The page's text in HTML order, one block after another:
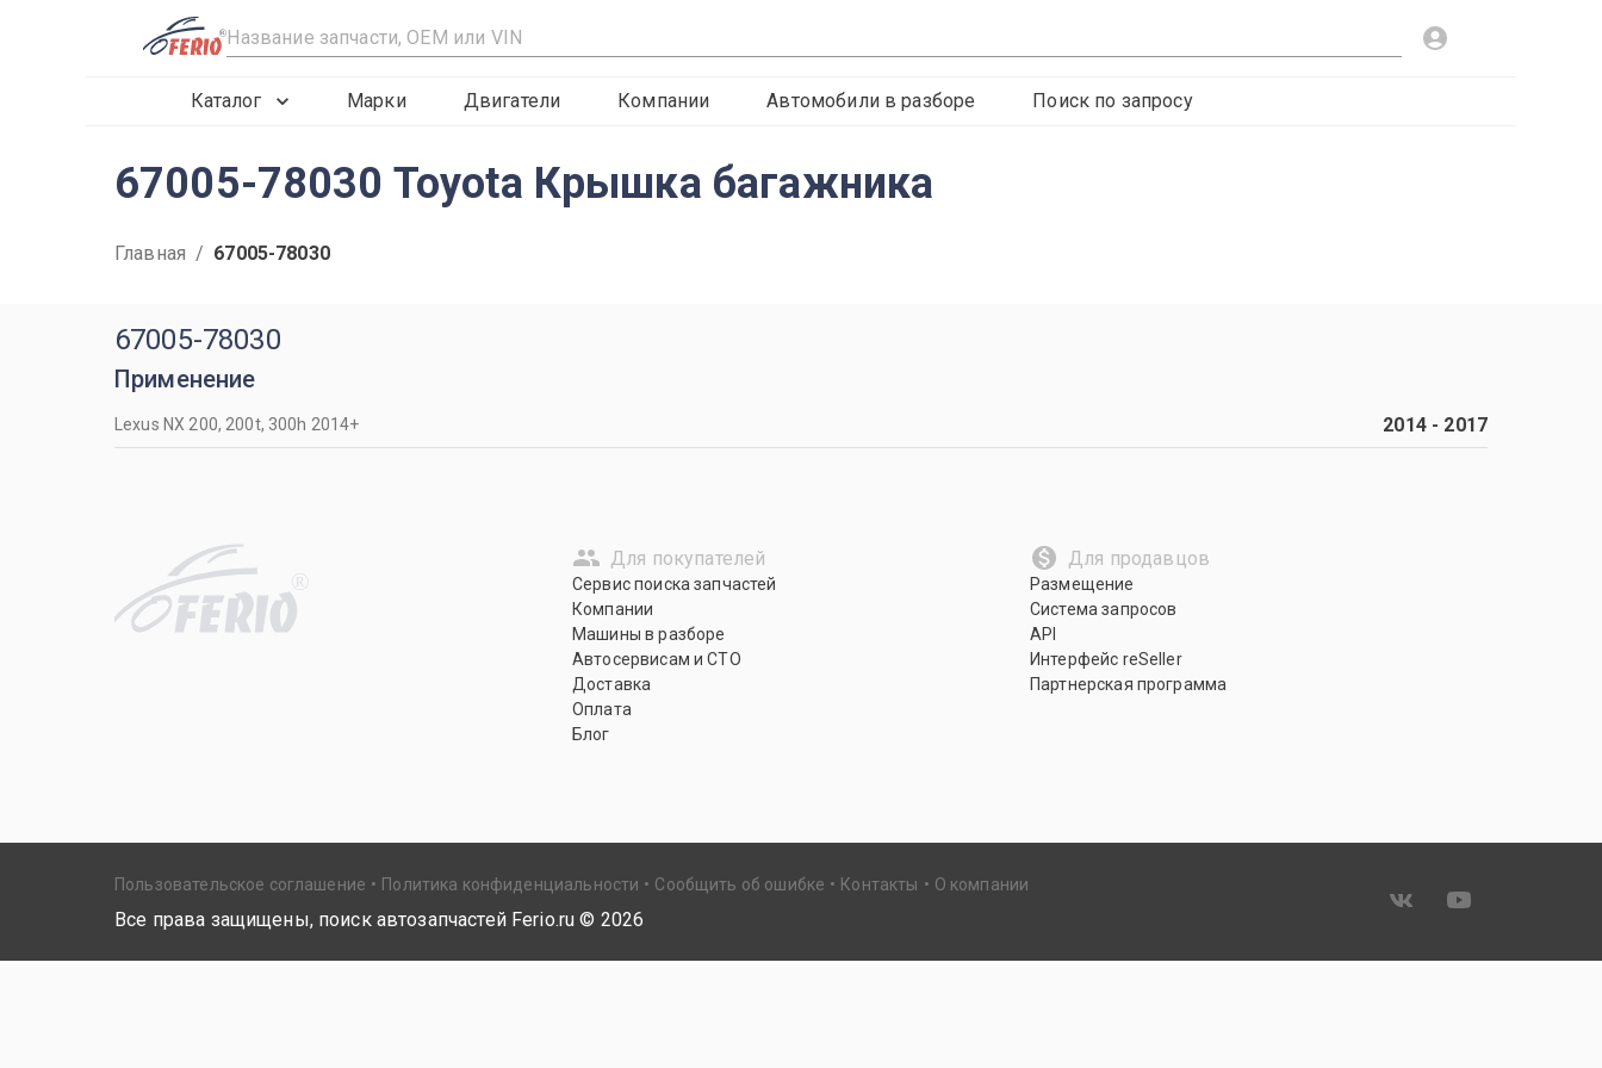
R
Каталог Марки Двигатели Компании Автомобили в разборе Поиск по запросу
67005-78030 Toyota Крышка багажника
Главная / 67005-78030
67005-78030
Применение
Lexus NX 200, 200t, 300h 2014+ 2014- 2017
R
Для покупателей
Сервис поиска запчастей
Компании
Машины в разборе
Автосервисам и СТО
Доставка
Оплата
Блог
Для продавцов
Размещение
Система запросов
API
Интерфейс reSeller
Партнерская программа
Пользовательское соглашение Политика конфиденциальности Сообщить об ошибке Контакты О компании
Все права защищены, поиск автозапчастей Ferio.ru © 2026